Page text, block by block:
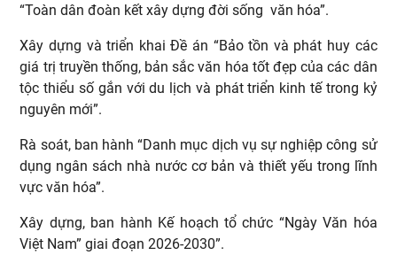
“Toàn dân đoàn kết xây dựng đời sống văn hóa”.
Xây dựng và triển khai Đề án “Bảo tồn và phát huy các
giá trị truyền thống, bản sắc văn hóa tốt đẹp của các dân
tộc thiểu số gắn với du lịch và phát triển kinh tế trong kỷ
nguyên mới”.
Rà soát, ban hành “Danh mục dịch vụ sự nghiệp công sử
dụng ngân sách nhà nước cơ bản và thiết yếu trong lĩnh
vực văn hóa”.
Xây dựng, ban hành Kế hoạch tổ chức “Ngày Văn hóa
Việt Nam” giai đoạn 2026-2030”.